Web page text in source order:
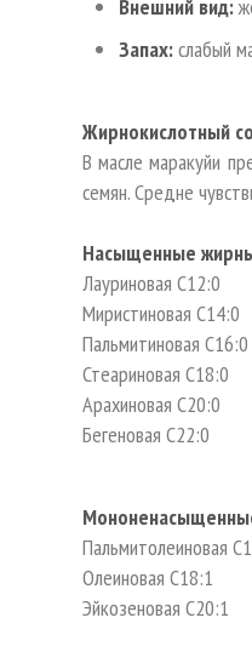
Внешний вид:
Запах:слабый
Жирнокислотный
В масле маракуйи
семян. Средне
Насыщенные
Лауриновая
Миристиновая
Стеариновая
Арахиновая
Бегеновая
Олеиновая
Эйкозеновая